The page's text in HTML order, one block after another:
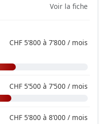
Voir la fiche
CHF 5’800 à 7’800 / mois
CHF 5’500 à 7’500 / mois
CHF 5’800 à 8’000 / mois